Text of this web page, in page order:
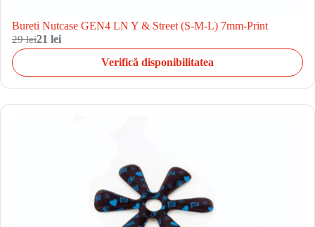
Bureti Nutcase GEN4 LN Y & Street (S-M-L) 7mm-Print
29 lei21 lei
Verifică disponibilitatea